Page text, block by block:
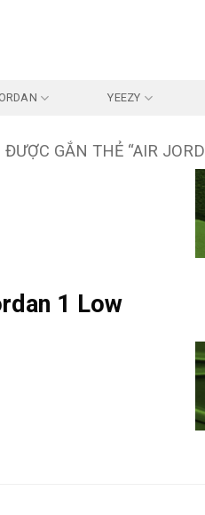
YEEZY
GẮN THẺ “AIR
1 Low